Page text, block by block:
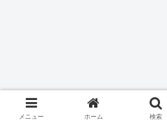
メニュー ホーム 検索